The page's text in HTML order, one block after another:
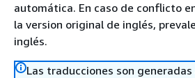
automática. En caso de conflicto
la version original de inglés,
inglés.
Las traducciones son